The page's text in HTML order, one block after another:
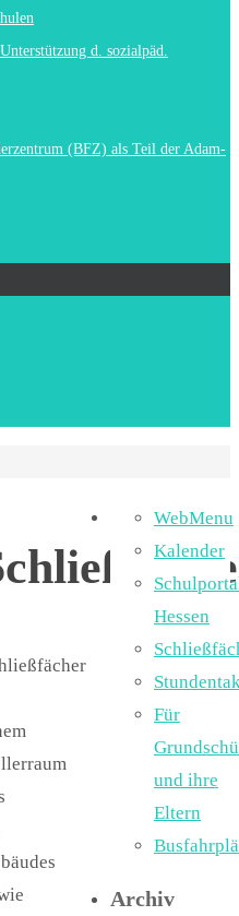
d. sozialpäd.
(BFZ) als Teil der Adam-
WebMenu
Kalender
Hessen
Für
und ihre
Eltern
Archiv